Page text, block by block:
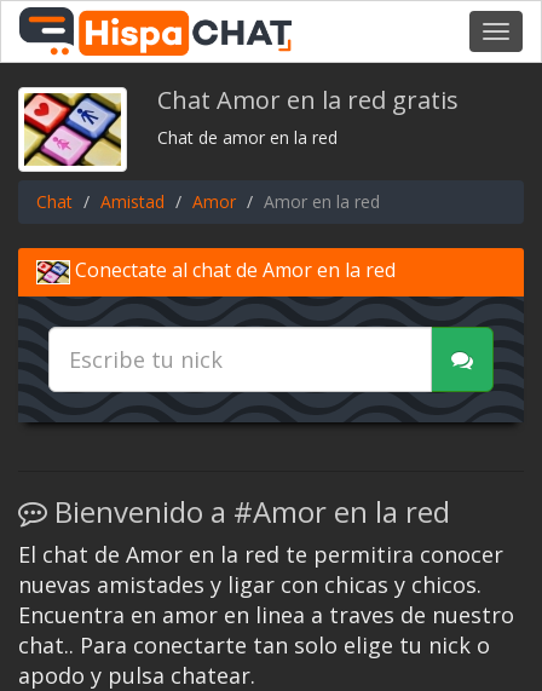
Chat Amor en la red gratis
Chat de amor en la red
Chat Amistad Amor Amor en la red
Conectate al chat de Amor en la red
Bienvenido a #Amor en la red
El chat de Amor en la red te permitira conocer
nuevas amistades y ligar con chicas y chicos.
Encuentra en amor en linea a traves de nuestro
chat.. Para conectarte tan solo elige tu nick o
apodo y pulsa chatear.